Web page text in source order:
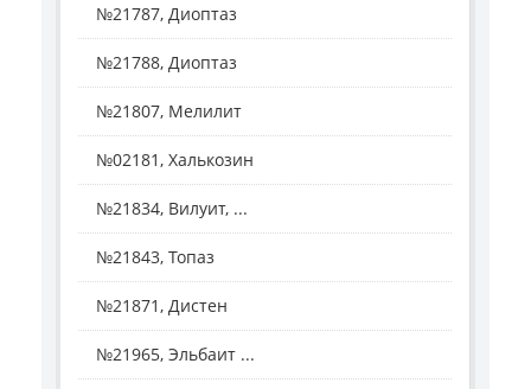
№21787, Диоптаз
№21788, Диоптаз
№21807, Мелилит
№02181, Халькозин
№21834, Вилуит, ...
№21843, Топаз
№21871, Дистен
№21965, Эльбаит ...